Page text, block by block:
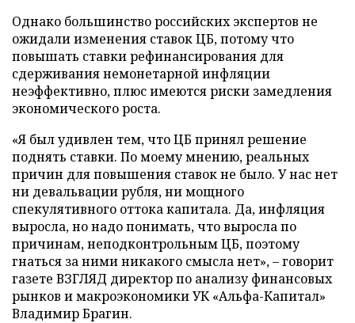
Однако большинство российских экспертов не
ожидали изменения ставок ЦБ, потому что
повышать ставки рефинансирования для
сдерживания немонетарной инфляции
неэффективно, плюс имеются риски замедления
экономического роста.
«Я был удивлен тем, что ЦБ принял решение
поднять ставки. По моему мнению, реальных
причин для повышения ставок не было. У нас нет
ни девальвации рубля, ни мощного
спекулятивного оттока капитала. Да, инфляция
выросла, но надо понимать, что выросла по
причинам, неподконтрольным ЦБ, поэтому
гнаться за ними никакого смысла нет», – говорит
газете ВЗГЛЯД директор по анализу финансовых
рынков и макроэкономики УК «Альфа-Капитал»
Владимир Брагин.